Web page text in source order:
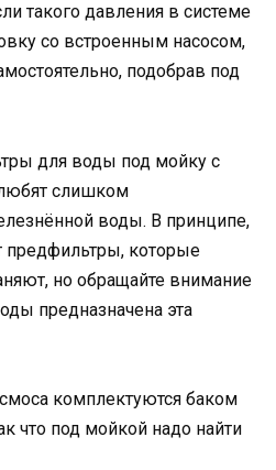
такого давления в системе
со встроенным насосом,
подобрав под
для воды под мойку с
слишком
воды. В принципе,
предфильтры, которые
но обращайте внимание
предназначена эта